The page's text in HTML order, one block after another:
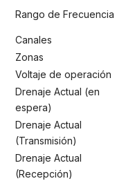
Rango de Frecuencia
Canales
Zonas
Voltaje de operación
Drenaje Actual (en
espera)
Drenaje Actual
(Transmisión)
Drenaje Actual
(Recepción)